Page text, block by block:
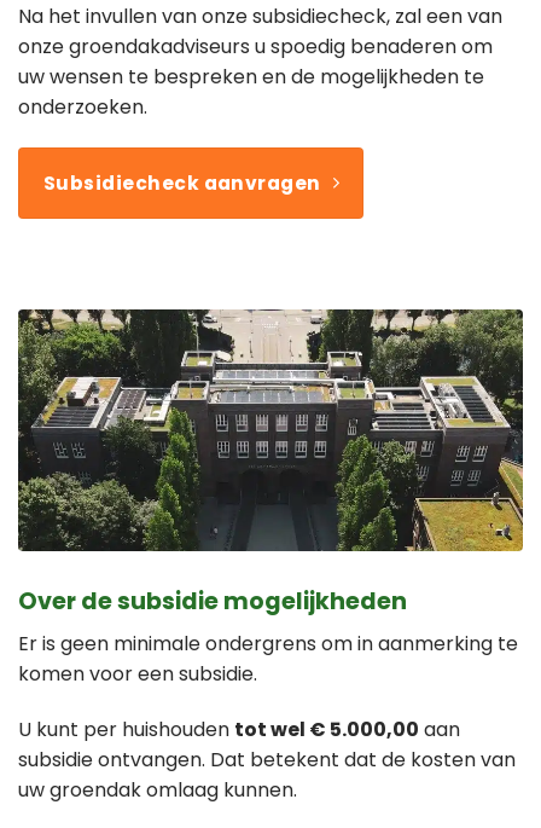
Na het invullen van onze subsidiecheck, zal een van
onze groendakadviseurs u spoedig benaderen om
uw wensen te bespreken en de mogelijkheden te
onderzoeken.
Subsidiecheck aanvragen
Over de subsidie mogelijkheden
Er is geen minimale ondergrens om in aanmerking te
komen voor een subsidie.
U kunt per huishouden tot wel € 5.000,00 aan
subsidie ontvangen. Dat betekent dat de kosten van
uw groendak omlaag kunnen.